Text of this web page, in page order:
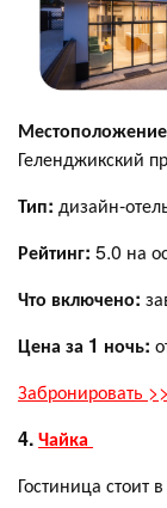
Геленджикский
Тип: дизайн-
Рейтинг: 5.0 на
Что включено:
Цена за 1 ночь:
Забронировать
4.Чайка
Гостиница